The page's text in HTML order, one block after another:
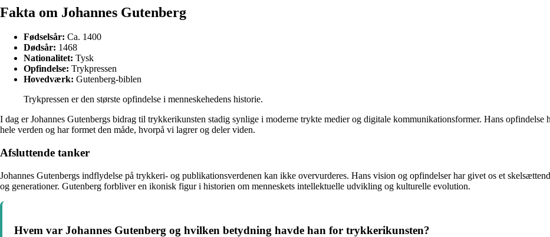
Fakta om Johannes Gutenberg
Fødselsår: Ca. 1400
Dødsår: 1468
Nationalitet: Tysk
Opfindelse: Trykpressen
Hovedværk: Gutenberg-biblen
Trykpressen er den største opfindelse i menneskehedens historie.
I dag er Johannes Gutenbergs bidrag til trykkerikunsten stadig synlige i moderne trykte medier og digitale kommunikationsformer. Hans
hele verden og har formet den måde, hvorpå vi lagrer og deler viden.
Afsluttende tanker
Johannes Gutenbergs indflydelse på trykkeri- og publikationsverdenen kan ikke overvurderes. Hans vision og opfindelser har givet os et
og generationer. Gutenberg forbliver en ikonisk figur i historien om menneskets intellektuelle udvikling og kulturelle evolution.
Hvem var Johannes Gutenberg og hvilken betydning havde han for trykkerikunsten?